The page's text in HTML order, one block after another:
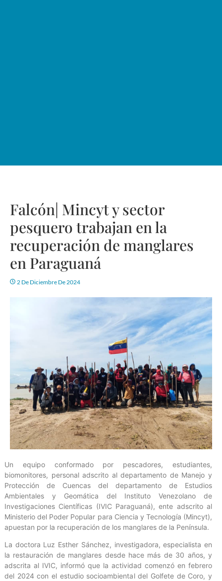
Falcón| Mincyt y sector
pesquero trabajan en la
recuperación de manglares
en Paraguaná
2 De Diciembre De 2024
Un equipo conformado por pescadores, estudiantes,
biomonitores, personal adscrito al departamento de Manejo y
Protección de Cuencas del departamento de Estudios
Ambientales y Geomática del Instituto Venezolano de
Investigaciones Científicas (IVIC Paraguaná), ente adscrito al
Ministerio del Poder Popular para Ciencia y Tecnología (Mincyt),
apuestan por la recuperación de los manglares de la Península.
La doctora Luz Esther Sánchez, investigadora, especialista en
la restauración de manglares desde hace más de 30 años, y
adscrita al IVIC, informó que la actividad comenzó en febrero
del 2024 con el estudio socioambiental del Golfete de Coro, y